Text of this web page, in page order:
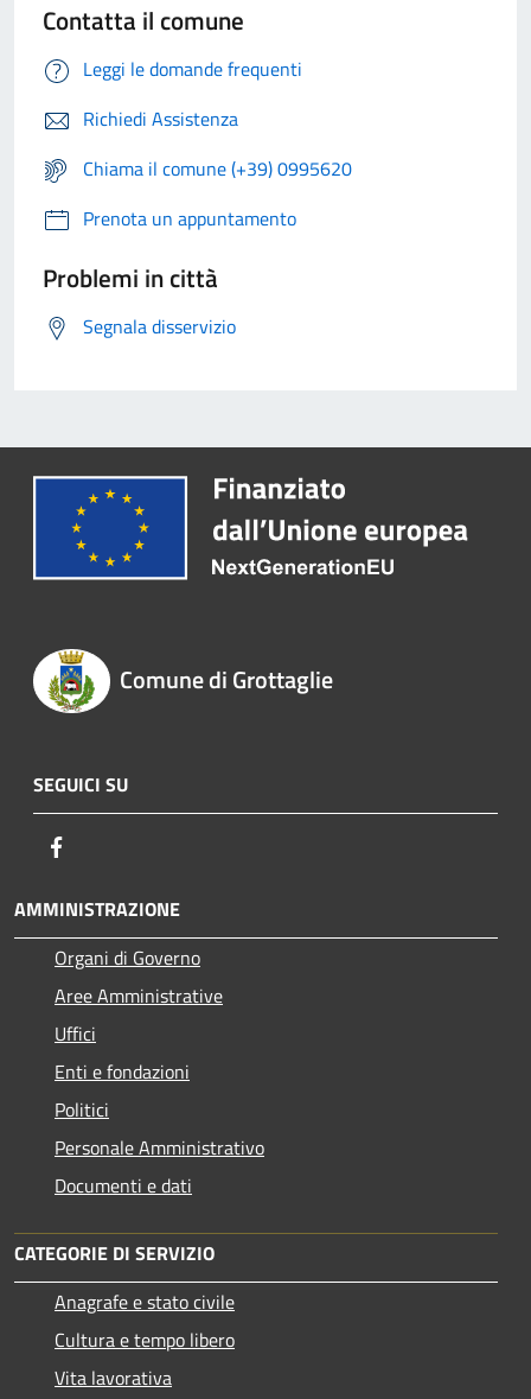
Contatta il comune
Leggi le domande frequenti
Richiedi Assistenza
Chiama il comune (+39) 0995620
Prenota un appuntamento
Problemi in città
Segnala disservizio
Comune di Grottaglie
SEGUICI SU
AMMINISTRAZIONE
Organi di Governo
Aree Amministrative
Uffici
Enti e fondazioni
Politici
Personale Amministrativo
Documenti e dati
CATEGORIE DI SERVIZIO
Anagrafe e stato civile
Cultura e tempo libero
Vita lavorativa